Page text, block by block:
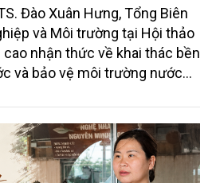
Đào Xuân Hưng, Tổng Biên
và Môi trường tại Hội thảo
cao nhận thức về khai thác bền
và bảo vệ môi trường nước
Nông nghiệp và Môi trường
ngày 10/7/2026. Hội thảo thu
hơn 100 đại biểu là lãnh đạo
nghiệp và Môi trường,